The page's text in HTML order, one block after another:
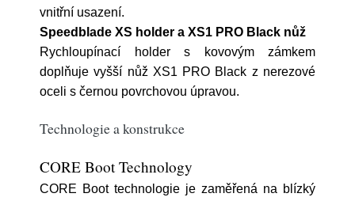
vnitřní usazení.
Speedblade XS holder a XS1 PRO Black nůž
Rychloupínací holder s kovovým zámkem
doplňuje vyšší nůž XS1 PRO Black z nerezové
oceli s černou povrchovou úpravou.
Technologie a konstrukce
CORE Boot Technology
CORE Boot technologie je zaměřená na blízký